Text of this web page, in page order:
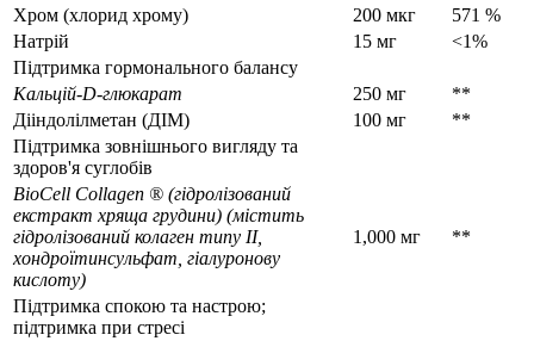
Хром (хлорид хрому)
200 мкг
571 %
Натрій
15 мг
<1%
Підтримка гормонального балансу
Кальцій-D-глюкарат
250 мг
**
Дііндолілметан (ДІМ)
100 мг
**
Підтримка зовнішнього вигляду та
здоров'я суглобів
BioCell Collagen ® (гідролізований
екстракт хряща грудини) (містить
гідролізований колаген типу II,
хондроїтинсульфат, гіалуронову
кислоту)
1,000 мг **
Підтримка спокою та настрою;
підтримка при стресі